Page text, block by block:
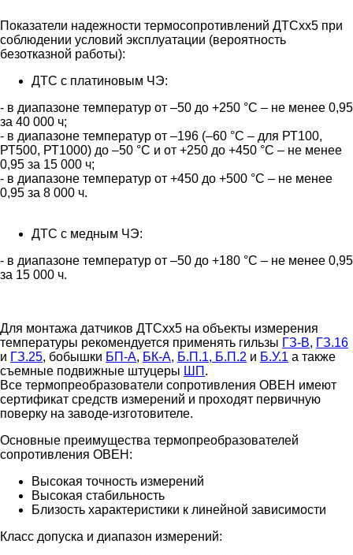
Показатели надежности термосопротивлений ДТСхх5 при
соблюдении условий эксплуатации (вероятность
безотказной работы):
ДТС с платиновым ЧЭ:
- в диапазоне температур от –50 до +250 °С – не менее 0,95
за 40 000 ч;
- в диапазоне температур от –196 (–60 °С – для РТ100,
РТ500, РТ1000) до –50 °С и от +250 до +450 °С – не менее
0,95 за 15 000 ч;
- в диапазоне температур от +450 до +500 °С – не менее
0,95 за 8 000 ч.
ДТС с медным ЧЭ:
- в диапазоне температур от –50 до +180 °С – не менее 0,95
за 15 000 ч.
Для монтажа датчиков ДТСхх5 на объекты измерения
температуры рекомендуется применять гильзы ГЗ-В, ГЗ.16
и ГЗ.25, бобышки БП-А, БК-А, Б.П.1, Б.П.2 и Б.У.1 а также
съемные подвижные штуцеры ШП .
Все термопреобразователи сопротивления ОВЕН имеют
сертификат средств измерений и проходят первичную
поверку на заводе-изготовителе.
Основные преимущества термопреобразователей
сопротивления ОВЕН:
Высокая точность измерений
Высокая стабильность
Близость характеристики к линейной зависимости
Класс допуска и диапазон измерений: